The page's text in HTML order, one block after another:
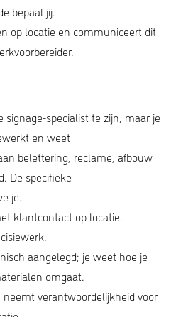
bepaal jij.
op locatie en communiceert dit
specialist te zijn, maar je
en weet
belettering, reclame, afbouw
De specifieke
je.
klantcontact op locatie.
aangelegd; je weet hoe je
omgaat.
verantwoordelijkheid voor